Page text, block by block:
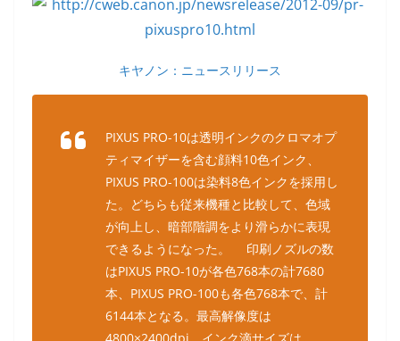
キヤノン：ニュースリリース
PIXUS PRO-10は透明インクのクロマオプ
ティマイザーを含む顔料10色インク、
PIXUS PRO-100は染料8色インクを採用し
た。どちらも従来機種と比較して、色域
が向上し、暗部階調をより滑らかに表現
できるようになった。 印刷ノズルの数
はPIXUS PRO-10が各色768本の計7680
本、PIXUS PRO-100も各色768本で、計
6144本となる。最高解像度は